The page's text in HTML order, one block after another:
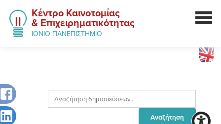
Κέντρο Καινοτομίας
& Επιχειρηματικότητας
ΙΟΝΙΟ ΠΑΝΕΠΙΣΤΗΜΙΟ